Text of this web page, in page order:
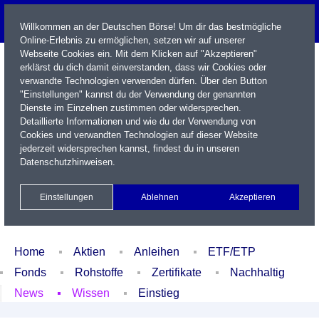
Name / WKN / ISIN / Kürzel
Xetra Realtime
Watchlist Portfolio Login
Home Aktien Anleihen
ETF/ETP
Fonds
Rohstoffe Zertifikate
Nachhaltig
News
Wissen Einstieg
Willkommen an der Deutschen Börse! Um dir das bestmögliche
Online-Erlebnis zu ermöglichen, setzen wir auf unserer
Webseite Cookies ein. Mit dem Klicken auf "Akzeptieren"
erklärst du dich damit einverstanden, dass wir Cookies oder
verwandte Technologien verwenden dürfen. Über den Button
"Einstellungen" kannst du der Verwendung der genannten
Dienste im Einzelnen zustimmen oder widersprechen.
Detaillierte Informationen und wie du der Verwendung von
Cookies und verwandten Technologien auf dieser Website
jederzeit widersprechen kannst, findest du in unseren
Datenschutzhinweisen.
Einstellungen Ablehnen Akzeptieren